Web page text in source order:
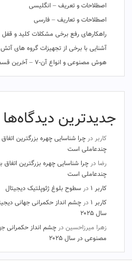
اصطلاحات و تعریف – انگلیسی
اصطلاحات و تعاریف – فارسی
راهکارهای رفع برخی مشکلات کلید و قفل
آشنایی با برخی از تجهیزات گروه های
هوش مصنوعی و انواع آن-۷ – آخرین قسمت
جدیدترین دیدگاه‌ها
کاربر در چرا شناسایی چهره بزرگترین
چندعاملی است
رضا در چرا شناسایی چهره بزرگترین
چندعاملی است
کاربر ۱
در سطوح بلوغ ژئوپلتیک دیجیتال
کاربر ۱
در چشم‌ انداز حکمرانی جهانی
سال ۲۰۲۵
زهرا میرزاحسین در چشم‌ انداز حکمرانی
مصنوعی در سال ۲۰۲۵